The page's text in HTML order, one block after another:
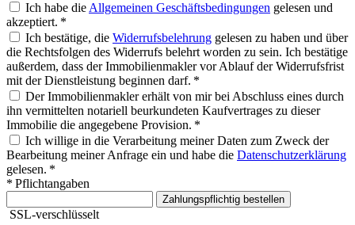
Ich habe die Allgemeinen Geschäftsbedingungen gelesen und
akzeptiert. *
Ich bestätige, die Widerrufsbelehrung gelesen zu haben und über
die Rechtsfolgen des Widerrufs belehrt worden zu sein. Ich bestätige
außerdem, dass der Immobilienmakler vor Ablauf der Widerrufsfrist
mit der Dienstleistung beginnen darf. *
Der Immobilienmakler erhält von mir bei Abschluss eines durch
ihn vermittelten notariell beurkundeten Kaufvertrages zu dieser
Immobilie die angegebene Provision. *
Ich willige in die Verarbeitung meiner Daten zum Zweck der
Bearbeitung meiner Anfrage ein und habe die Datenschutzerklärung
gelesen. *
* Pflichtangaben
Zahlungspflichtig bestellen
SSL-verschlüsselt